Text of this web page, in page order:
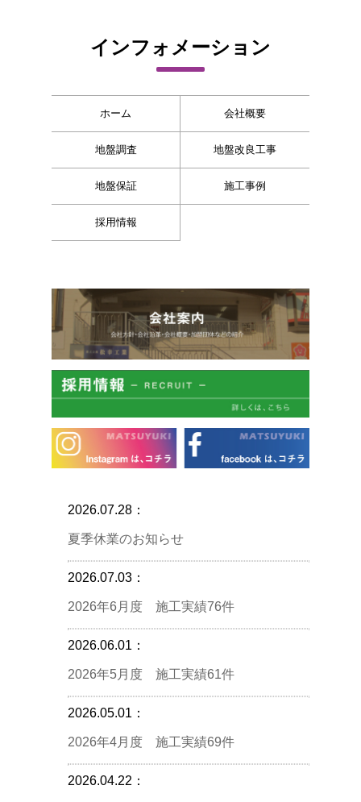
インフォメーション
ホーム 会社概要
地盤調査 地盤改良工事
地盤保証 施工事例
採用情報
2026.07.28：
夏季休業のお知らせ
2026.07.03：
2026年6月度 施工実績76件
2026.06.01：
2026年5月度 施工実績61件
2026.05.01：
2026年4月度 施工実績69件
2026.04.22：